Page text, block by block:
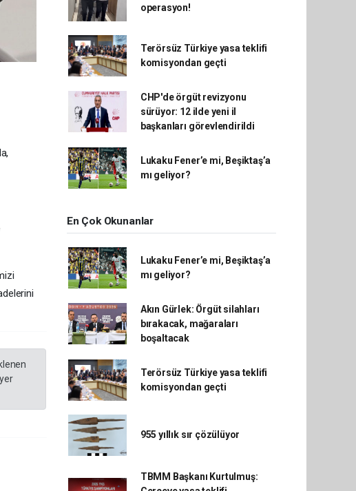
operasyon!
Terörsüz Türkiye yasa teklifi
komisyondan geçti
CHP'de örgüt revizyonu
sürüyor: 12 ilde yeni il
başkanları görevlendirildi
Lukaku Fener’e mi, Beşiktaş’a
mı geliyor?
En Çok Okunanlar
Lukaku Fener’e mi, Beşiktaş’a
mı geliyor?
Akın Gürlek: Örgüt silahları
bırakacak, mağaraları
boşaltacak
Terörsüz Türkiye yasa teklifi
komisyondan geçti
955 yıllık sır çözülüyor
TBMM Başkanı Kurtulmuş: